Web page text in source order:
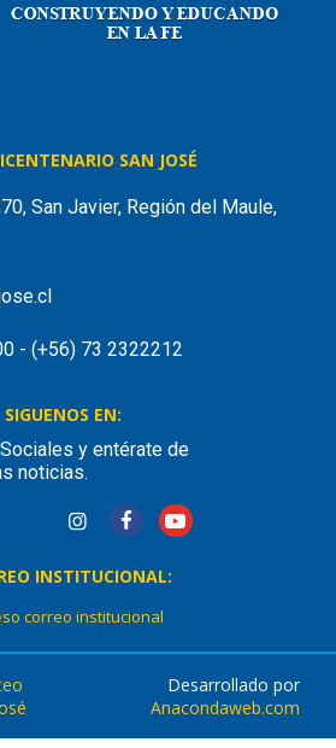
SAN JOSÉ
San Javier, Región del Maule,
- (+56) 73 2322212
SIGUENOS EN:
y entérate de
noticias.
INSTITUCIONAL:
correo institucional
Desarrollado por
Anacondaweb.com